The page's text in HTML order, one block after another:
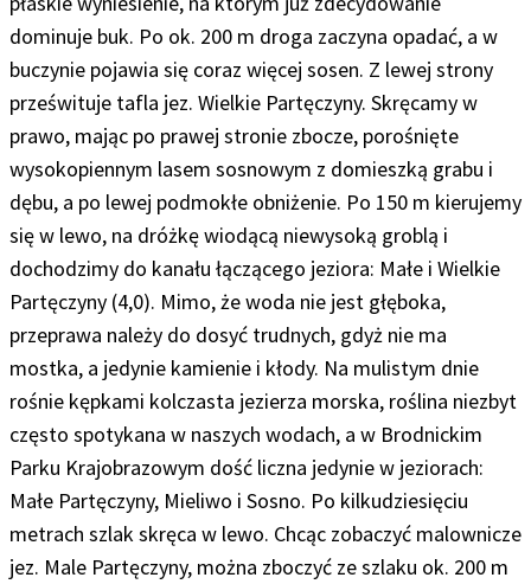
dominuje buk. Po ok. 200 m droga zaczyna opadać, a w
buczynie pojawia się coraz więcej sosen. Z lewej strony
prześwituje tafla jez. Wielkie Partęczyny. Skręcamy w
prawo, mając po prawej stronie zbocze, porośnięte
wysokopiennym lasem sosnowym z domieszką grabu i
dębu, a po lewej podmokłe obniżenie. Po 150 m kierujemy
się w lewo, na dróżkę wiodącą niewysoką groblą i
dochodzimy do kanału łączącego jeziora: Małe i Wielkie
Partęczyny (4,0). Mimo, że woda nie jest głęboka,
przeprawa należy do dosyć trudnych, gdyż nie ma
mostka, a jedynie kamienie i kłody. Na mulistym dnie
rośnie kępkami kolczasta jezierza morska, roślina niezbyt
często spotykana w naszych wodach, a w Brodnickim
Parku Krajobrazowym dość liczna jedynie w jeziorach:
Małe Partęczyny, Mieliwo i Sosno. Po kilkudziesięciu
metrach szlak skręca w lewo. Chcąc zobaczyć malownicze
jez. Male Partęczyny, można zboczyć ze szlaku ok. 200 m